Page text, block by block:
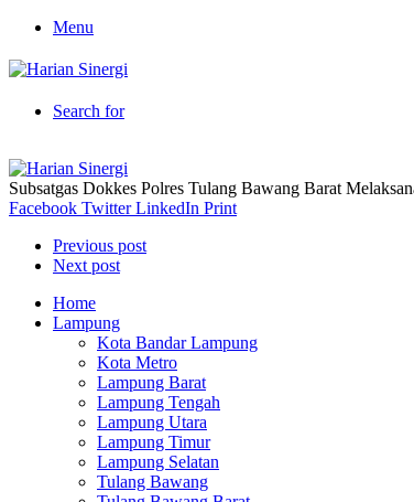
Menu
Search for
Subsatgas Dokkes Polres Tulang Bawang Barat
Facebook Twitter LinkedIn Print
Previous post
Next post
Home
Lampung
Kota Bandar Lampung
Kota Metro
Lampung Barat
Lampung Tengah
Lampung Utara
Lampung Timur
Lampung Selatan
Tulang Bawang